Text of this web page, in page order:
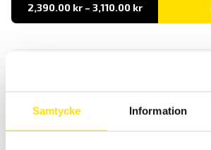
Samtycke Information
2,390.00 kr – 3,110.00 krPrisintervall:
till